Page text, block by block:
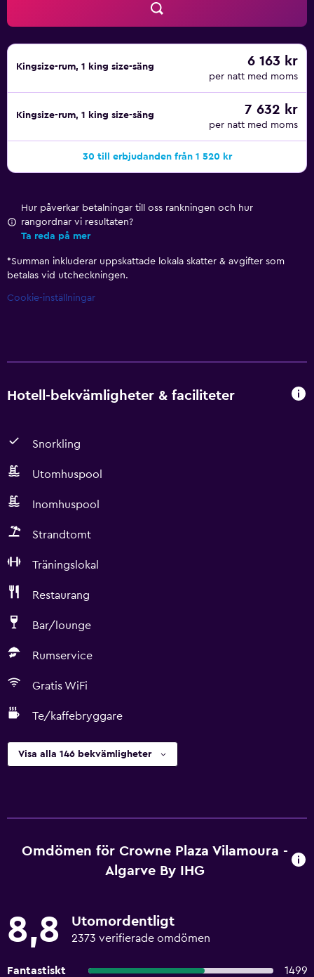
Kingsize-rum, 1 king size-säng 6 163 kr
per natt med moms
Kingsize-rum, 1 king size-säng 7 632 kr
per natt med moms
30 till erbjudanden från 1 520 kr
Hur påverkar betalningar till oss rankningen och hur
rangordnar vi resultaten?
Ta reda på mer
*Summan inkluderar uppskattade lokala skatter & avgifter som
betalas vid utcheckningen.
Cookie-inställningar
Hotell-bekvämligheter & faciliteter
Snorkling
Utomhuspool
Inomhuspool
Strandtomt
Träningslokal
Restaurang
Bar/lounge
Rumservice
Gratis WiFi
Te/kaffebryggare
Visa alla 146 bekvämligheter
Omdömen för Crowne Plaza Vilamoura -
Algarve By IHG
8,8 Utomordentligt
2373 verifierade omdömen
Fantastiskt
1499